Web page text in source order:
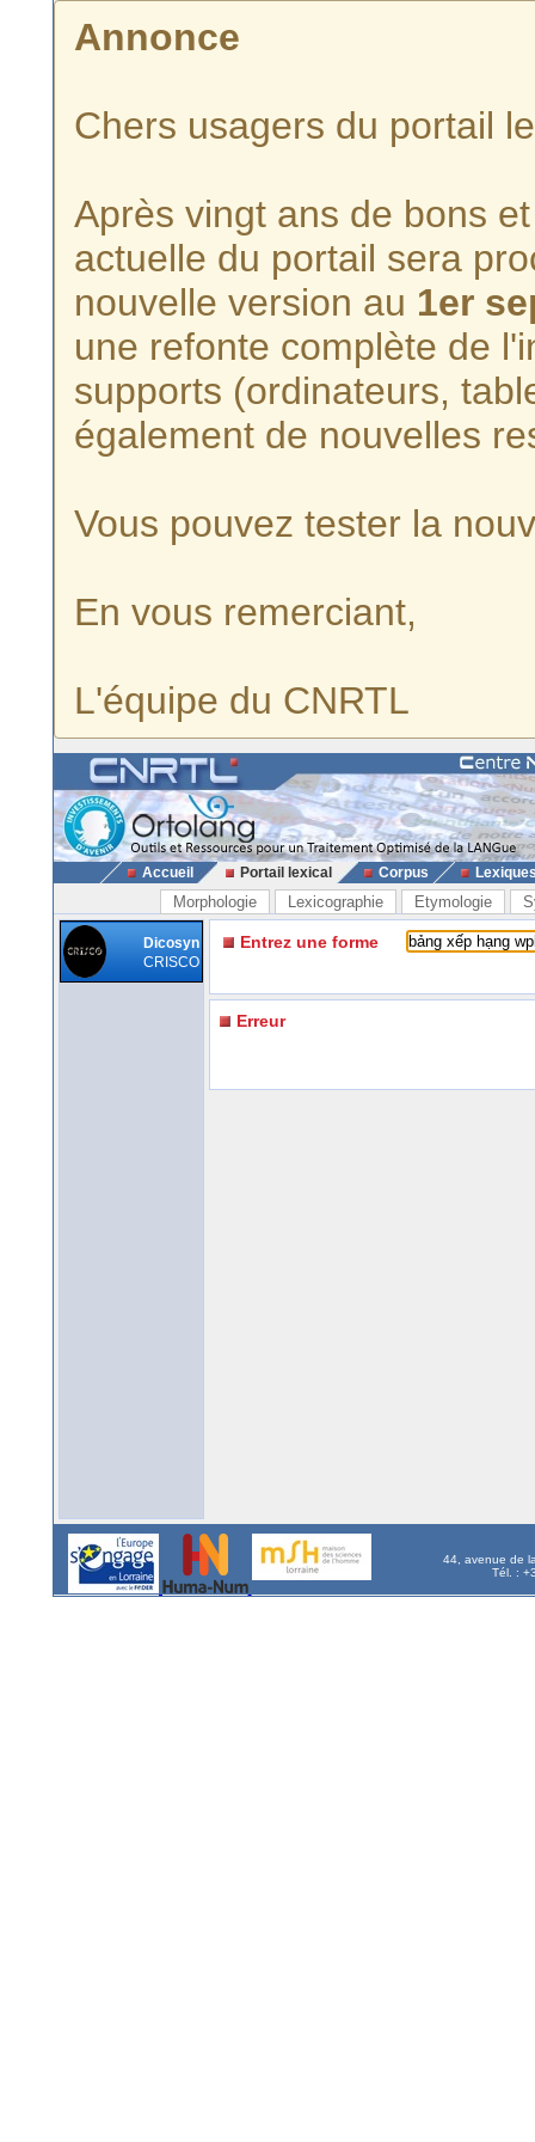
Annonce
Chers usagers du portail
Après vingt ans de bons
actuelle du portail sera
nouvelle version au 1er
une refonte complète de
supports (ordinateurs,
également de nouvelles
Vous pouvez tester la
En vous remerciant,
L'équipe du CNRTL
Accueil Portail lexical Corpus
Morphologie Lexicographie Etymologie
Dicosyn
CRISCO
Entrez une forme
Erreur
44, avenue de
Tél. :